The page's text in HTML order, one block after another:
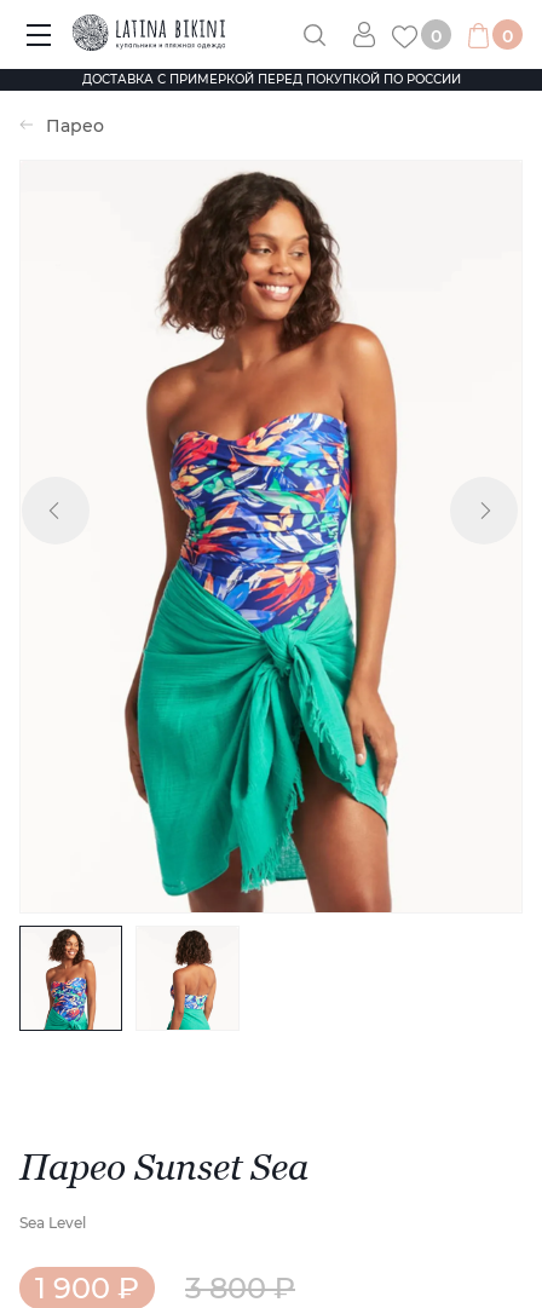
ДОСТАВКА С ПРИМЕРКОЙ ПЕРЕД ПОКУПКОЙ ПО РОССИИ
0 0
Парео
Парео Sunset Sea
Sea Level
1 900 ₽ 3 800 ₽